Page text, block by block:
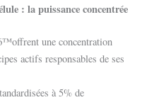
: la puissance concentrée
une concentration
actifs responsables de ses
à 5% de